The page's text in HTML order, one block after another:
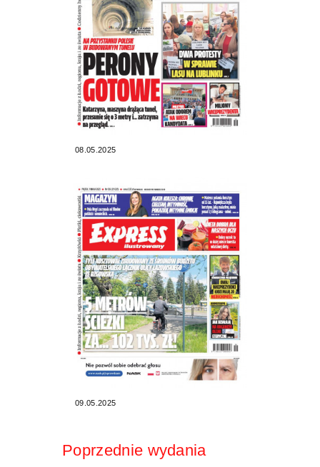
08.05.2025
09.05.2025
Poprzednie wydania